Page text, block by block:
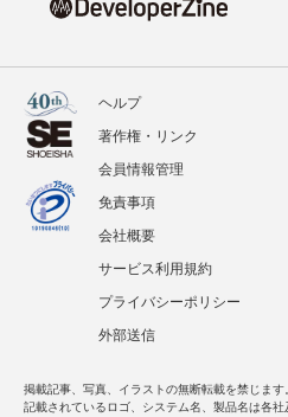
ヘルプ
著作権・リンク
会員情報管理
免責事項
会社概要
サービス利用規約
プライバシーポリシー
外部送信
掲載記事、写真、イラストの無断転載を禁じます。
記載されているロゴ、システム名、製品名は各